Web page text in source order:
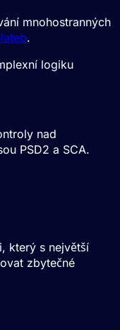
mnohostranných
.
logiku
nad
PSD2 a SCA.
který s největší
zbytečné